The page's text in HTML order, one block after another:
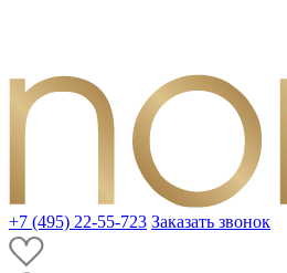
+7 (495) 22-55-723 Заказать звонок